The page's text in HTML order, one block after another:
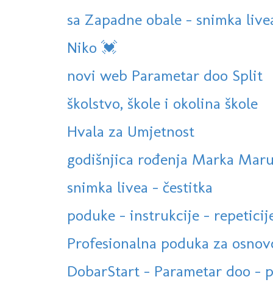
sa Zapadne obale - snimka
Niko 💓
novi web Parametar doo Split
školstvo, škole i okolina škole
Hvala za Umjetnost
godišnjica rođenja Marka
snimka livea - čestitka
poduke - instrukcije -
Profesionalna poduka za
DobarStart - Parametar doo -